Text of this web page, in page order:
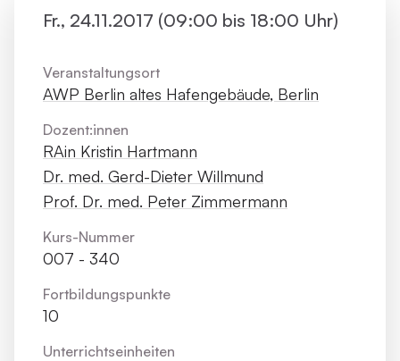
Fr., 24.11.2017 (09:00 bis 18:00 Uhr)
Veranstaltungsort
AWP Berlin altes Hafengebäude, Berlin
Dozent:innen
RAin Kristin Hartmann
Dr. med. Gerd-Dieter Willmund
Prof. Dr. med. Peter Zimmermann
Kurs-Nummer
007 - 340
Fortbildungs­punkte
10
Unterrichts­einheiten